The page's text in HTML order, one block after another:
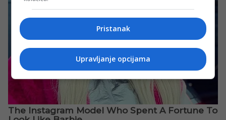
Pristanak
Upravljanje opcijama